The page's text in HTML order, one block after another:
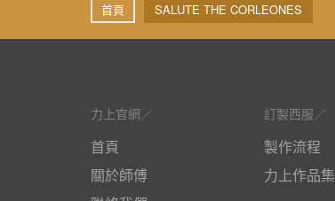
首頁 SALUTE THE CORLEONES
力上官網
首頁
關於師傅
訂製西服
製作流程
力上作品集